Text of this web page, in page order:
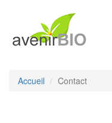
Accueil Contact